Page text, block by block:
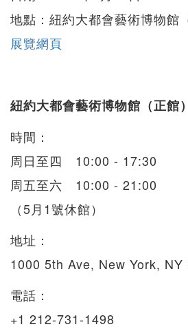
地點：紐約大都會藝術博物館
展覽網頁
紐約大都會藝術博物館（正館
時間：
周日至四 10:00 - 17:30
周五至六 10:00 - 21:00
（5月1號休館）
地址：
1000 5th Ave, New York,
電話：
+1 212-731-1498